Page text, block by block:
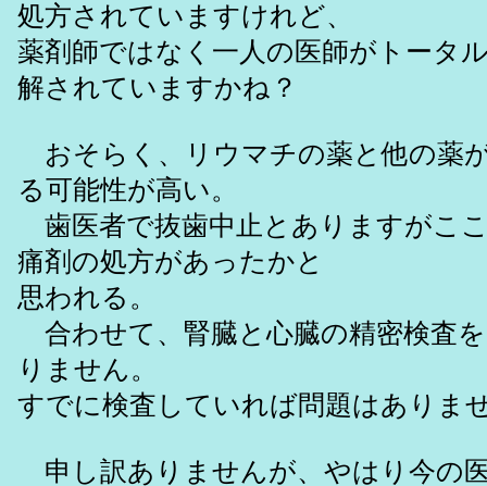
処方されていますけれど、
薬剤師ではなく一人の医師がトータ
解されていますかね？
おそらく、リウマチの薬と他の薬
る可能性が高い。
歯医者で抜歯中止とありますがこ
痛剤の処方があったかと
思われる。
合わせて、腎臓と心臓の精密検査
りません。
すでに検査していれば問題はありま
申し訳ありませんが、やはり今の